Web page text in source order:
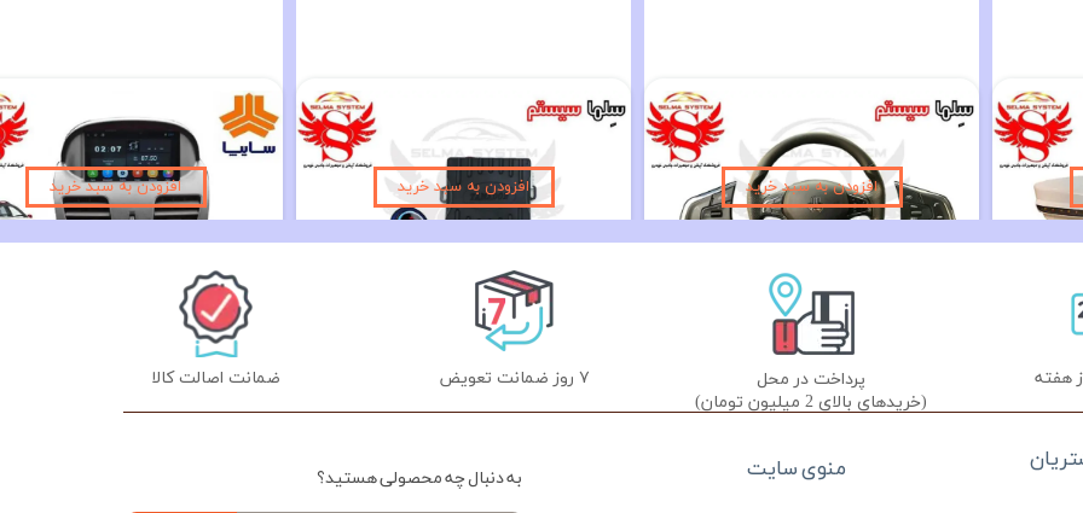
۵,۴۹۰,۰۰۰ تومان
افزودن به سبد خرید
کلیدهای روی فرمان فول مدیا ساینا اس و کوییک اس با بک لایت و سوئیچ چرخشی
۱۰,۱۹۰,۰۰۰ تومان
افزودن به سبد خرید
فلاپ آینه راهنما دار ساینا و کوییک رنگ سفید و نقره ای
۱,۵۹۰,۰۰۰ تومان
۱,۳۹۰,۰۰۰ تومان
افزودن به سبد خرید
مانیتور فابریک تسلایی پژو پرشیا و 405 اندروید 14 اینچ تسلایی مدل VISTA
پرداخت در محل
(خریدهای بالای 2 میلیون تومان)
۷ روز ضمانت تعویض ضمانت اصالت کالا
منوی سایت به دنبال چه محصولی هستید؟